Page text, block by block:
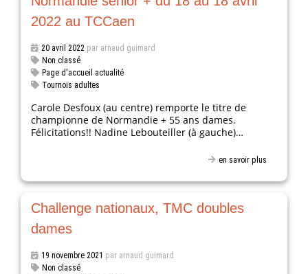
2022 au TCCaen
20 avril 2022 par arnaud guimard
Non classé
Page d'accueil actualité
Tournois adultes
Carole Desfoux (au centre) remporte le titre de
championne de Normandie + 55 ans dames.
Félicitations!! Nadine Lebouteiller (à gauche)…
en savoir plus
Challenge nationaux, TMC doubles
dames
19 novembre 2021 par arnaud guimard
Non classé